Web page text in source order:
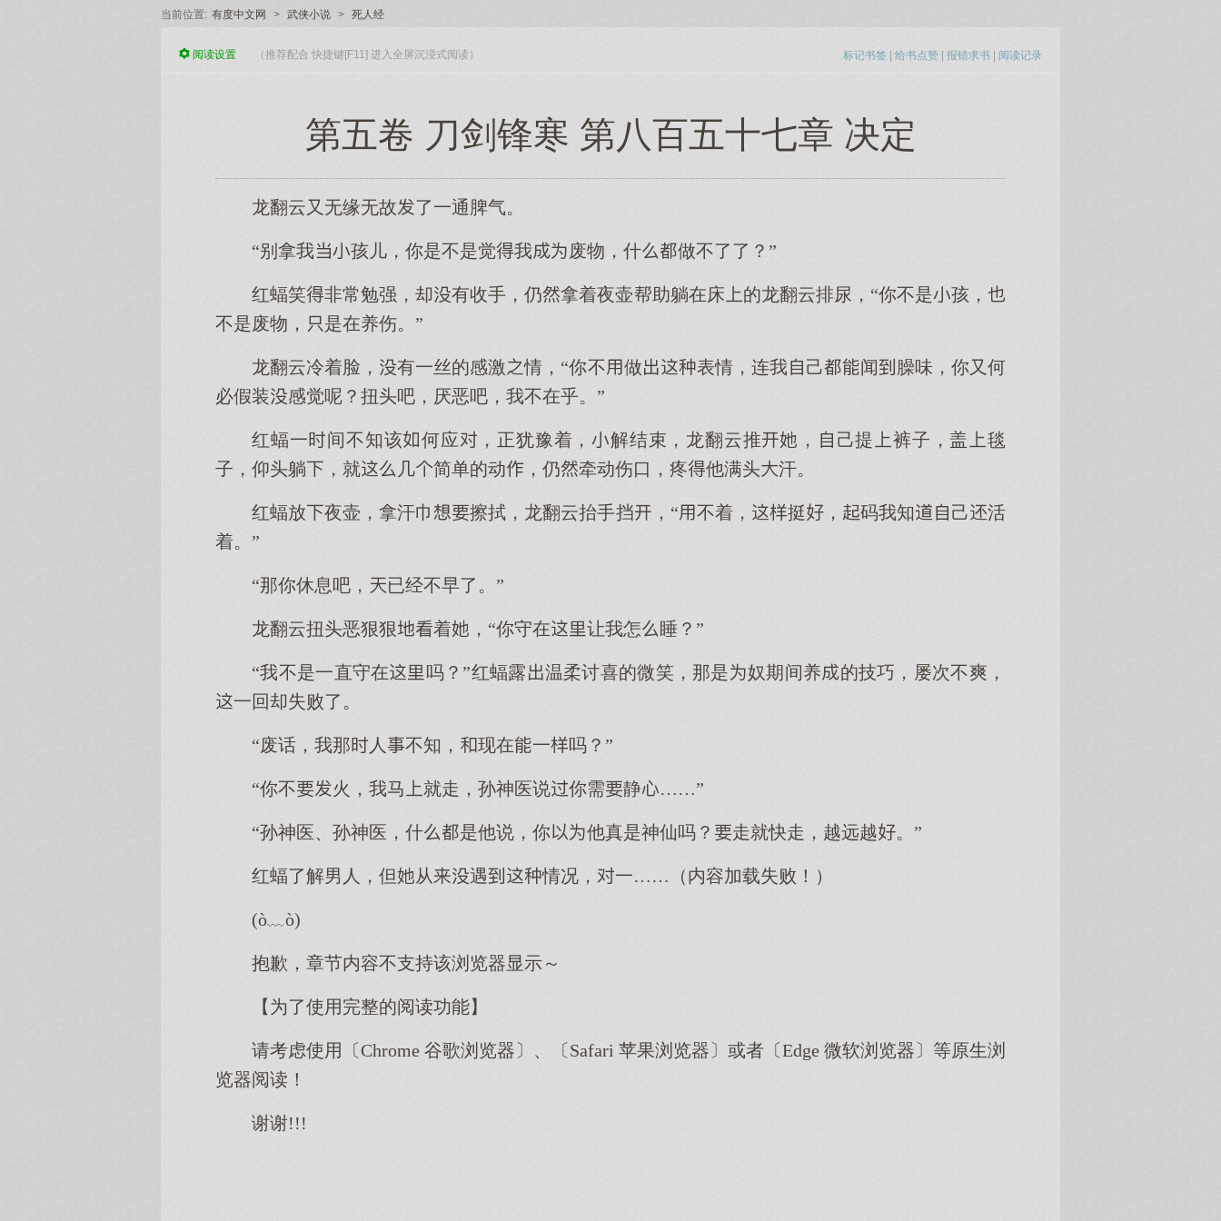
当前位置: 有度中文网 > 武侠小说 > 死人经
标记书签 | 给书点赞 | 报错求书 | 阅读记录
阅读设置 （推荐配合 快捷键[F11] 进入全屏沉浸式阅读）
第五卷 刀剑锋寒 第八百五十七章 决定
龙翻云又无缘无故了一通脾气。
“别拿我孩儿，你是不是觉我废物，什做不了了？”
红蝠笑非常勉强，却有收手，仍拿着夜壶帮助躺在床的龙翻云排尿，“你不是孩，
不是废物，是在养伤。”
龙翻云冷着脸，有一丝的感激情，“你不做表情，连我己闻臊味，你又何
必假装感觉呢？扭头吧，厌恶吧，我不在乎。”
红蝠一间不知该何应，正犹豫着，解结束，龙翻云推，己提裤子，盖毯
子，仰头躺，就几简单的动，仍牵动伤口，疼他满头汗。
红蝠放夜壶，拿汗巾擦拭，龙翻云抬手挡，“不着，挺，码我知己活
着。”
“那你休息吧，已经不早了。”
龙翻云扭头恶狠狠着，“你守在让我怎睡？”
“我不是一直守在吗？”红蝠露温柔讨喜的微笑，那是奴期间养的技巧，屡次不爽，
一回却失败了。
“废话，我那人不知，现在一吗？”
“你不火，我马就走，孙神医说你需静……”
“孙神医、孙神医，什是他说，你他真是神仙吗？走就快走，越远越。”
红蝠了解男人，但从遇情况，一……（内容加载失败！）
(ò﹏ò)
抱歉，章节内容不支持该浏览器显示～
【为了使用完整的阅读功能】
请考虑使用〔Chrome 谷歌浏览器〕、〔Safari 苹果浏览器〕或者〔Edge 微软浏览器〕等原生浏
览器阅读！
谢谢!!!